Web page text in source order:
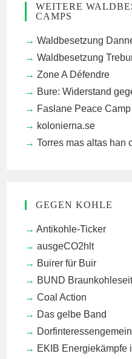
WEITERE
CAMPS
Waldbesetzung
Waldbesetzung
Zone A Défendre
Bure: Widerstand
Faslane Peace Camp
kolonierna.se
Torres mas altas han
GEGEN KOHLE
Antikohle-Ticker
ausgeCO2hlt
Buirer für Buir
BUND
Coal Action
Das gelbe Band
EKIB Energiekämpfe